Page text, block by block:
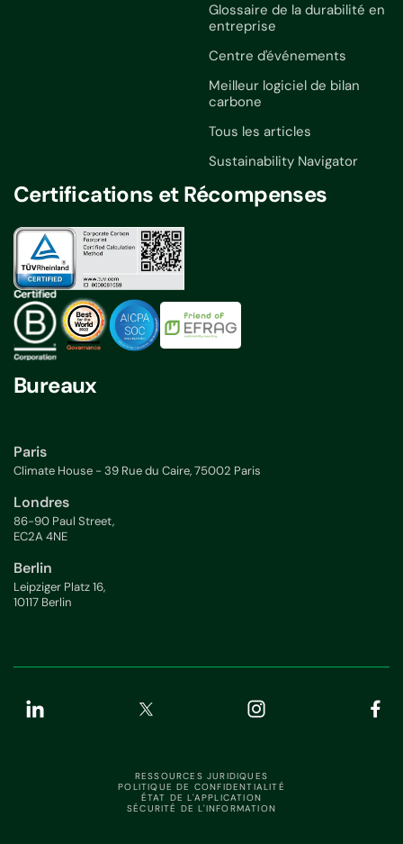
Glossaire de la durabilité en
entreprise
Centre d'événements
Meilleur logiciel de bilan
carbone
Tous les articles
Sustainability Navigator
Certifications et Récompenses
Bureaux
Paris
Climate House - 39 Rue du Caire, 75002 Paris
Londres
86-90 Paul Street,
EC2A 4NE
Berlin
Leipziger Platz 16,
10117 Berlin
RESSOURCES JURIDIQUES
POLITIQUE DE CONFIDENTIALITÉ
ÉTAT DE L'APPLICATION
SÉCURITÉ DE L'INFORMATION